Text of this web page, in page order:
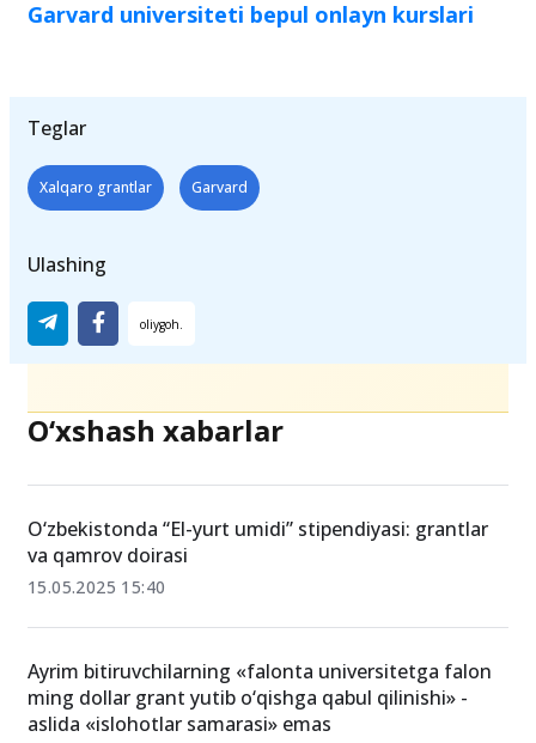
Garvard universiteti bepul onlayn kurslari
Teglar
Xalqaro grantlar Garvard
Ulashing
O‘xshash xabarlar
O‘zbekistonda “El-yurt umidi” stipendiyasi: grantlar
va qamrov doirasi
15.05.2025 15:40
Ayrim bitiruvchilarning «falonta universitetga falon
ming dollar grant yutib o‘qishga qabul qilinishi» -
aslida «islohotlar samarasi» emas